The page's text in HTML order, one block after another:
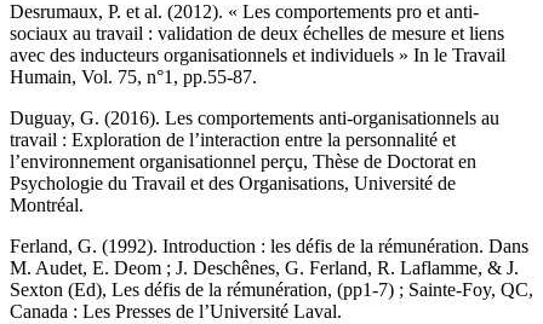
Desrumaux, P. et al. (2012). « Les comportements pro et anti-
sociaux au travail : validation de deux échelles de mesure et liens
avec des inducteurs organisationnels et individuels » In le Travail
Humain, Vol. 75, n°1, pp.55-87.
Duguay, G. (2016). Les comportements anti-organisationnels au
travail : Exploration de l’interaction entre la personnalité et
l’environnement organisationnel perçu, Thèse de Doctorat en
Psychologie du Travail et des Organisations, Université de
Montréal.
Ferland, G. (1992). Introduction : les défis de la rémunération. Dans
M. Audet, E. Deom ; J. Deschênes, G. Ferland, R. Laflamme, & J.
Sexton (Ed), Les défis de la rémunération, (pp1-7) ; Sainte-Foy, QC,
Canada : Les Presses de l’Université Laval.